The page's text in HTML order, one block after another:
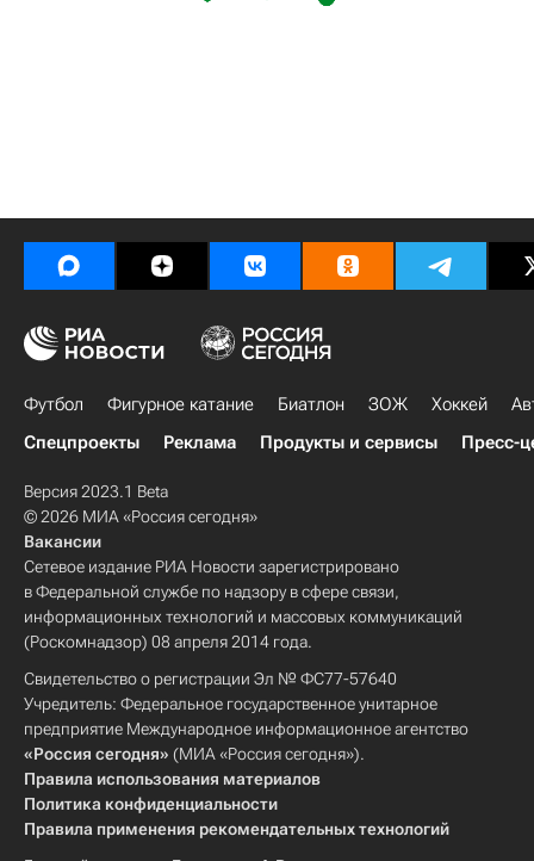
Футбол Фигурное катание Биатлон ЗОЖ Хоккей
Спецпроекты
Реклама Продукты и сервисы Пресс-
Версия 2023.1 Beta
© 2026 МИА «Россия сегодня»
Вакансии
Сетевое издание РИА Новости зарегистрировано
в Федеральной службе по надзору в сфере связи,
информационных технологий и массовых коммуникаций
(Роскомнадзор) 08 апреля 2014 года.
Свидетельство о регистрации Эл № ФС77-57640
Учредитель: Федеральное государственное унитарное
предприятие Международное информационное агентство
«Россия сегодня» (МИА «Россия сегодня»).
Правила использования материалов
Политика конфиденциальности
Правила применения рекомендательных технологий